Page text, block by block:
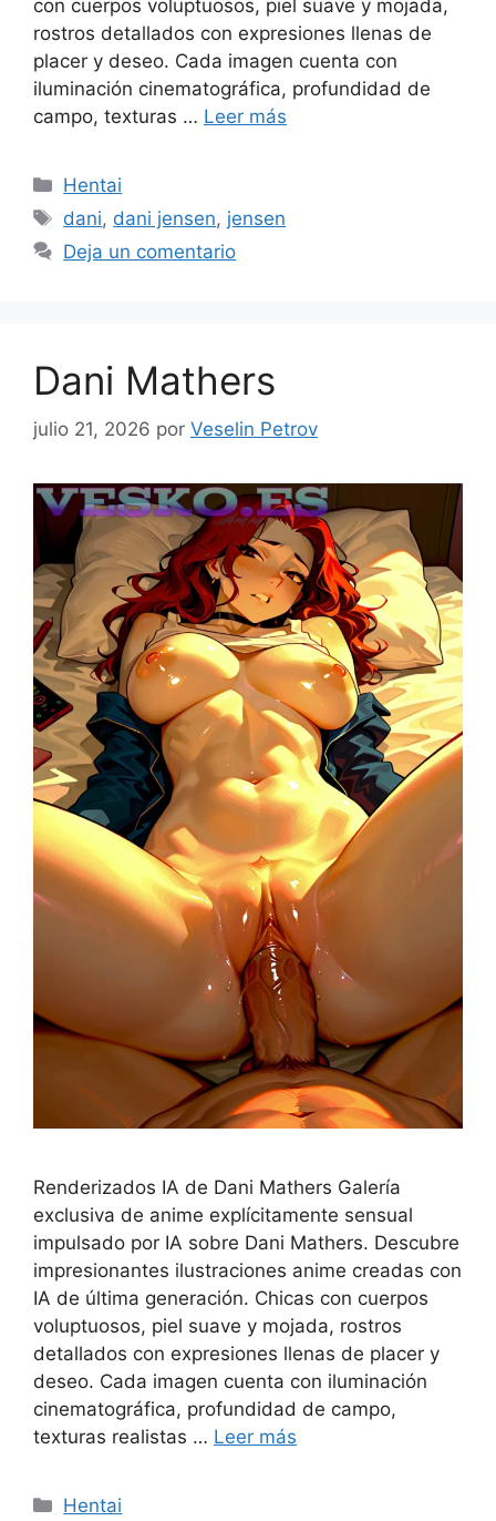
con cuerpos voluptuosos, piel suave y mojada,
rostros detallados con expresiones llenas de
placer y deseo. Cada imagen cuenta con
iluminación cinematográfica, profundidad de
campo, texturas … Leer más
Categorías
Hentai
Etiquetas
dani, dani jensen, jensen
Deja un comentario
Dani Mathers
julio 21, 2026 por Veselin Petrov
Renderizados IA de Dani Mathers Galería
exclusiva de anime explícitamente sensual
impulsado por IA sobre Dani Mathers. Descubre
impresionantes ilustraciones anime creadas con
IA de última generación. Chicas con cuerpos
voluptuosos, piel suave y mojada, rostros
detallados con expresiones llenas de placer y
deseo. Cada imagen cuenta con iluminación
cinematográfica, profundidad de campo,
texturas realistas … Leer más
Categorías
Hentai